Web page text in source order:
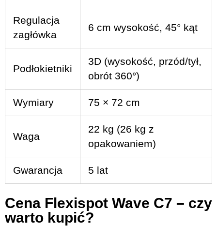
Regulacja
zagłówka
6 cm wysokość, 45° kąt
Podłokietniki
3D (wysokość, przód/tył,
obrót 360°)
Wymiary 75 × 72 cm
Waga
22 kg (26 kg z
opakowaniem)
Gwarancja 5 lat
Cena Flexispot Wave C7 – czy
warto kupić?